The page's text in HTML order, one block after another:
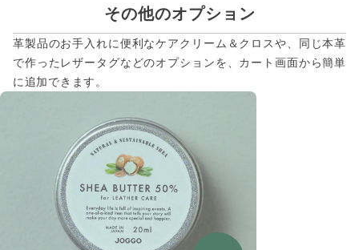
その他のオプション
革製品のお手入れに便利なケアクリーム＆クロスや、同じ本革
で作ったレザータグなどのオプションを、カート画面から簡単
に追加できます。